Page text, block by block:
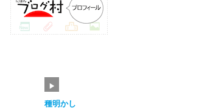
種明かし